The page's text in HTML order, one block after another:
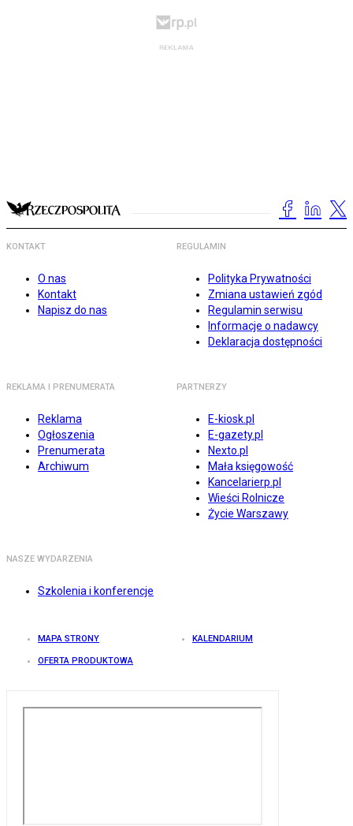
KONTAKT
O nas
Kontakt
Napisz do nas
REGULAMIN
Polityka Prywatności
Zmiana ustawień zgód
Regulamin serwisu
Informacje o nadawcy
Deklaracja dostępności
REKLAMA I PRENUMERATA
Reklama
Ogłoszenia
Prenumerata
Archiwum
PARTNERZY
E-kiosk.pl
E-gazety.pl
Nexto.pl
Mała księgowość
Kancelarierp.pl
Wieści Rolnicze
Życie Warszawy
NASZE WYDARZENIA
Szkolenia i konferencje
MAPA STRONY KALENDARIUM
OFERTA PRODUKTOWA